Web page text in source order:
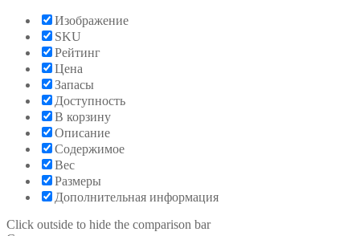
Изображение
SKU
Рейтинг
Цена
Запасы
Доступность
В корзину
Описание
Содержимое
Вес
Размеры
Дополнительная информация
Click outside to hide the comparison bar